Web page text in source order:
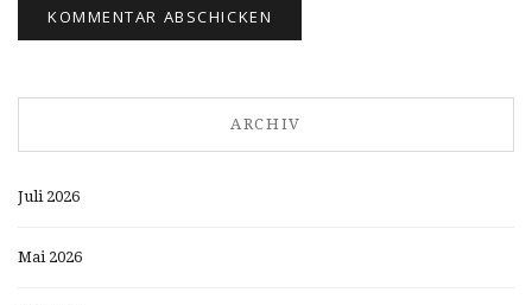
ARCHIV
Juli 2026
Mai 2026